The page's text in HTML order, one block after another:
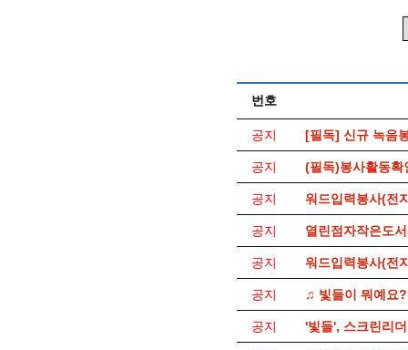
번호
공지 [필독] 신규 녹음
공지 (필독)봉사활동확
공지 워드입력봉사(전
공지 열린점자작은도
공지 워드입력봉사(전
공지 ♫ 빛들이 뭐예요?
공지 '빛들', 스크린리